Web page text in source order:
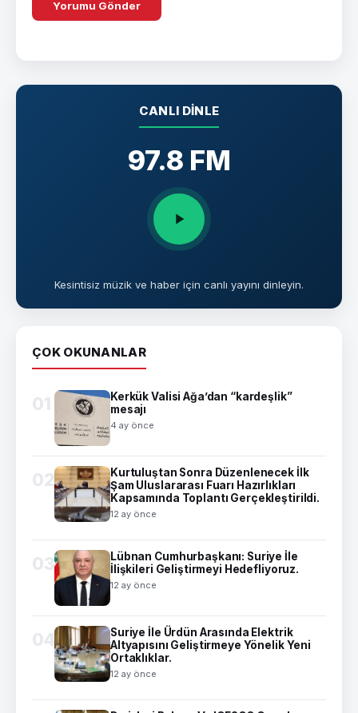
CANLI DINLE
97.8 FM
Kesintisiz müzik ve haber için canlı yayını dinleyin.
ÇOK OKUNANLAR
01
Kerkük Valisi Ağa’dan “kardeşlik”
mesajı
4 ay önce
02
Kurtuluştan Sonra Düzenlenecek İlk
Şam Uluslararası Fuarı Hazırlıkları
Kapsamında Toplantı Gerçekleştirildi.
12 ay önce
03
Lübnan Cumhurbaşkanı: Suriye İle
İlişkileri Geliştirmeyi Hedefliyoruz.
12 ay önce
04
Suriye İle Ürdün Arasında Elektrik
Altyapısını Geliştirmeye Yönelik Yeni
Ortaklıklar.
12 ay önce